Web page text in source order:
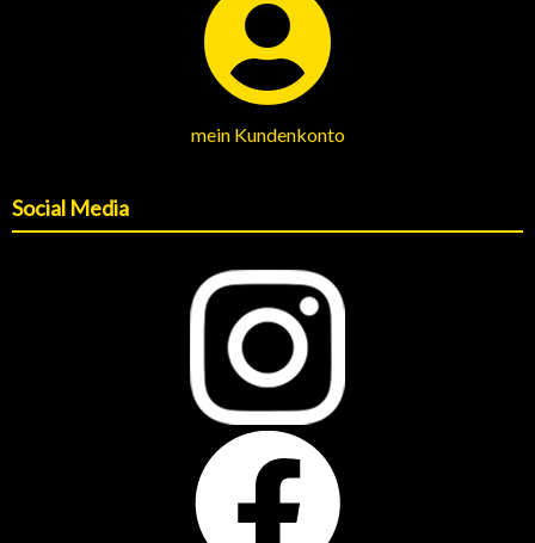
mein Kundenkonto
Social Media